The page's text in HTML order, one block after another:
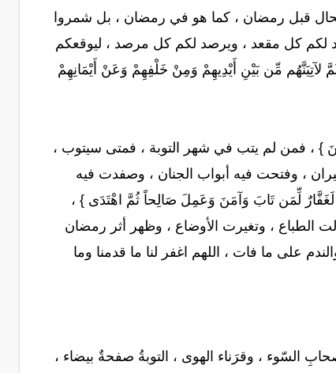
قبل رمضان ، كما هو في رمضان ، بل شمروا
لكم كل مقعد ، ويرصد لكم كل مرصد ، ليوقعكم
لآتِيَنَّهُم مِّن بَيْنِ أَيْدِيهِمْ وَمِنْ خَلْفِهِمْ وَعَنْ أَيْمَانِهِمْ
} ، فمن لم يتب في شهر التوبة ، فمتى سيتوب ،
، وفتحت فيه أبواب الجنان ، وصفدت فيه
لَغَفَّارٌ لِّمَن تَابَ وَآمَنَ وَعَمِلَ صَالِحاً ثُمَّ اهْتَدَى } ،
الطباع ، وتغيرت الأوضاع ، وظهر أثر رمضان
على ما فات ، اللهم اغفر لنا ما قدمنا وما
السّوء ، وقرَناء الهوى ، التوبةُ صفحةٌ بيضاء ،